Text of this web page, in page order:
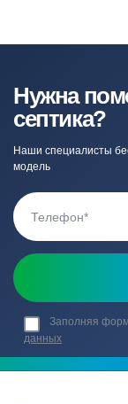
Нужна
септика?
Наши специалисты
модель
Заполняя
данных